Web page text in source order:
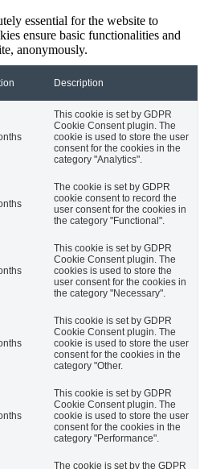
essential for the website to
ensure basic functionalities and
anonymously.
Description
This cookie is set by GDPR
Cookie Consent plugin. The
cookie is used to store the user
consent for the cookies in the
category "Analytics".
The cookie is set by GDPR
cookie consent to record the
user consent for the cookies in
the category "Functional".
This cookie is set by GDPR
Cookie Consent plugin. The
cookies is used to store the
user consent for the cookies in
the category "Necessary".
This cookie is set by GDPR
Cookie Consent plugin. The
cookie is used to store the user
consent for the cookies in the
category "Other.
This cookie is set by GDPR
Cookie Consent plugin. The
cookie is used to store the user
consent for the cookies in the
category "Performance".
The cookie is set by the GDPR